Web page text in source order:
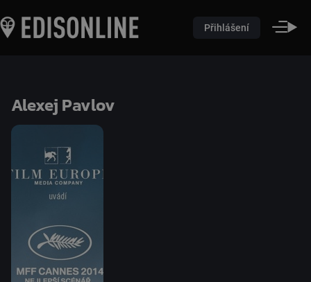
Přihlášení
Alexej Pavlov